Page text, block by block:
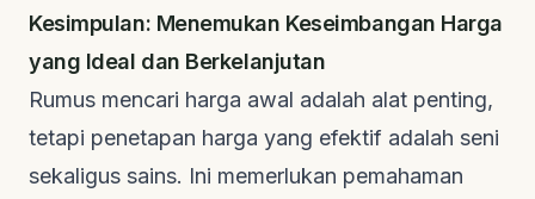
Kesimpulan: Menemukan Keseimbangan Harga
yang Ideal dan Berkelanjutan
Rumus mencari harga awal adalah alat penting,
tetapi penetapan harga yang efektif adalah seni
sekaligus sains. Ini memerlukan pemahaman